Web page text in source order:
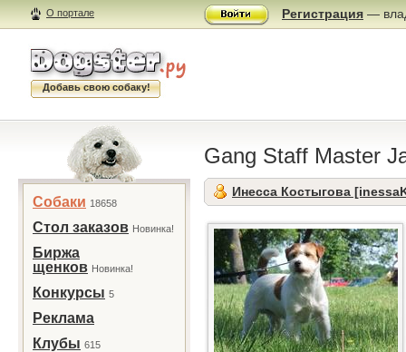
О портале Регистрация —
Добавь свою собаку!
Собаки 18658
Стол заказов Новинка!
Биржа
щенков Новинка!
Конкурсы 5
Реклама
Клубы 615
Gang Staff Маster
Инесса Костыгова